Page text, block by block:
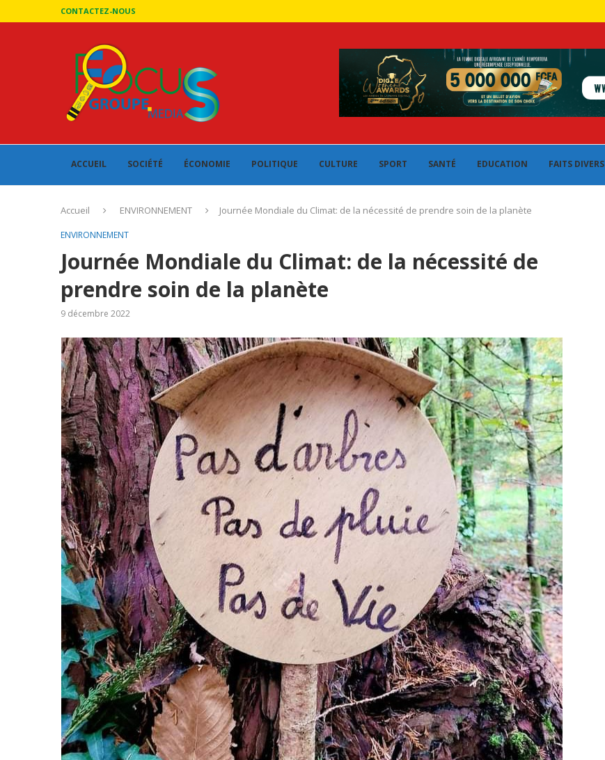
CONTACTEZ-NOUS
ACCUEIL SOCIÉTÉ ÉCONOMIE POLITIQUE CULTURE SPORT SANTÉ EDUCATION FAITS DIVERS
Accueil ENVIRONNEMENT Journée Mondiale du Climat: de la nécessité de prendre soin de la planète
ENVIRONNEMENT
Journée Mondiale du Climat: de la nécessité de
prendre soin de la planète
9 décembre 2022